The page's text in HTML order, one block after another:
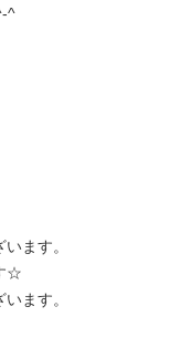
ゞ
ます。
☆
ます。